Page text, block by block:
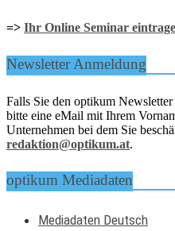
=> Ihr Online Seminar
Newsletter Anmeldung
Falls Sie den optikum
bitte eine eMail mit Ihrem
Unternehmen bei dem Sie
redaktion@optikum.at.
optikum Mediadaten
Mediadaten Deutsch